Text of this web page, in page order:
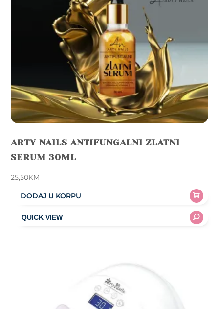
ARTY NAILS ANTIFUNGALNI ZLATNI
SERUM 30ML
25,50KM
DODAJ U KORPU